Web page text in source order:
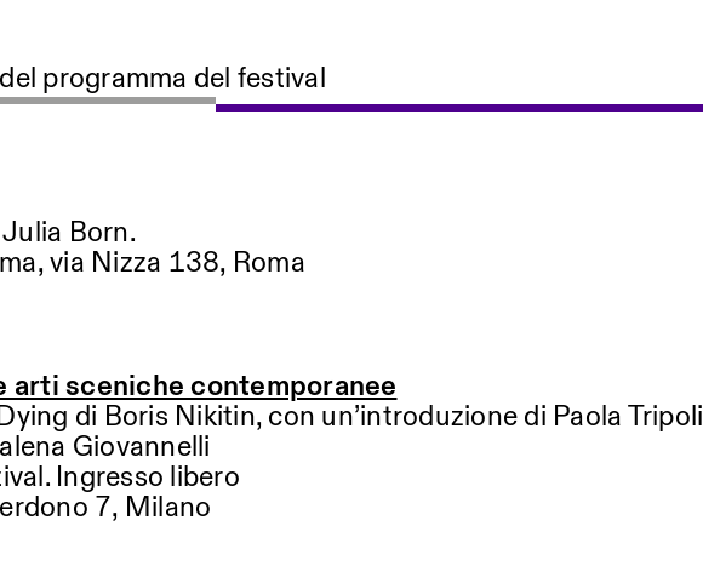
programma del festival
Born.
via Nizza 138, Roma
arti sceniche contemporanee
di Boris Nikitin, con un’introduzione di Paola Tripoli
Giovannelli
Ingresso libero
7, Milano